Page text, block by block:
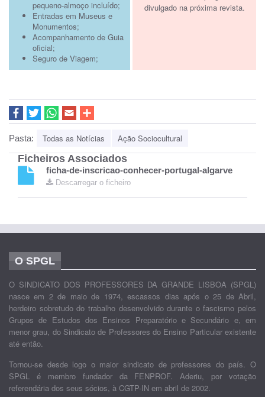
pequeno-almoço incluído;
Entradas em Museus e
Monumentos;
Acompanhamento de Guia
oficial;
Seguro de Viagem;
divulgado na próxima revista.
Pasta: Todas as Notícias Ação Sociocultural
Ficheiros Associados
ficha-de-inscricao-conhecer-portugal-algarve
Descarregar o ficheiro
O SPGL
O SINDICATO DOS PROFESSORES DA GRANDE LISBOA (SPGL)
nasce em 2 de maio de 1974, escassos dias após o 25 de Abril,
herdeiro sobretudo do trabalho desenvolvido durante o fascismo pelos
Grupos de Estudos dos Ensinos Preparatório e Secundário e, em
menor grau, do Sindicato de Professores do Ensino Particular existente
até então.
Tornou-se desde logo o maior sindicato de professores do país. O
SPGL é membro fundador da FENPROF. Aderiu, por votação
referendária dos seus sócios, à CGTP-IN em abril de 2002.